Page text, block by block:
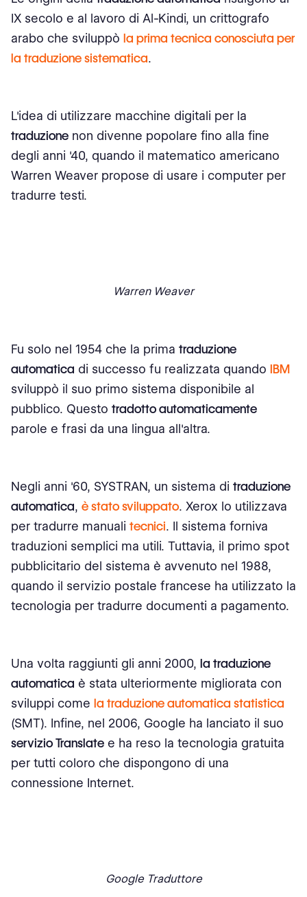
IX secolo e al lavoro di Al-Kindi, un crittografo
arabo che sviluppò la prima tecnica conosciuta per
la traduzione sistematica.
L'idea di utilizzare macchine digitali per la
traduzione non divenne popolare fino alla fine
degli anni '40, quando il matematico americano
Warren Weaver propose di usare i computer per
tradurre testi.
Warren Weaver
Fu solo nel 1954 che la prima traduzione
automatica di successo fu realizzata quando IBM
sviluppò il suo primo sistema disponibile al
pubblico. Questo tradotto automaticamente
parole e frasi da una lingua all'altra.
Negli anni '60, SYSTRAN, un sistema di traduzione
automatica, è stato sviluppato. Xerox lo utilizzava
per tradurre manuali tecnici. Il sistema forniva
traduzioni semplici ma utili. Tuttavia, il primo spot
pubblicitario del sistema è avvenuto nel 1988,
quando il servizio postale francese ha utilizzato la
tecnologia per tradurre documenti a pagamento.
Una volta raggiunti gli anni 2000, la traduzione
automatica è stata ulteriormente migliorata con
sviluppi come la traduzione automatica statistica
(SMT). Infine, nel 2006, Google ha lanciato il suo
servizio Translate e ha reso la tecnologia gratuita
per tutti coloro che dispongono di una
connessione Internet.
Google Traduttore